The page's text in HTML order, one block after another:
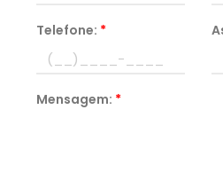
Telefone: *
Mensagem: *